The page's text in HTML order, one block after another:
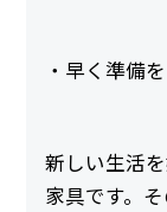
・早く準備
新しい生活
家具です。